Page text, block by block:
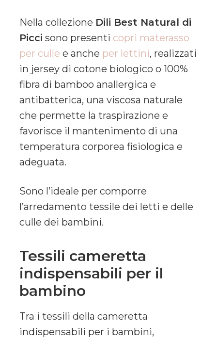
Nella collezione Dili Best Natural di
Picci sono presenti copri materasso
per culle e anche per lettini, realizzati
in jersey di cotone biologico o 100%
fibra di bamboo anallergica e
antibatterica, una viscosa naturale
che permette la traspirazione e
favorisce il mantenimento di una
temperatura corporea fisiologica e
adeguata.
Sono l’ideale per comporre
l’arredamento tessile dei letti e delle
culle dei bambini.
Tessili cameretta
indispensabili per il
bambino
Tra i tessili della cameretta
indispensabili per i bambini,